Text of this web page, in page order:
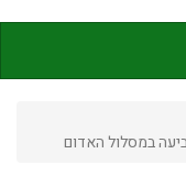
במסלול האדום